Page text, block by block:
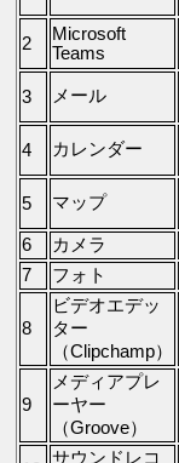
2
Microsoft
Teams
3 メール
4 カレンダー
5 マップ
6
カメラ
7
フォト
8
ビデオエデッ
ター
（Clipchamp）
9
メディアプレ
ーヤー
（Groove）
サウンドレコ